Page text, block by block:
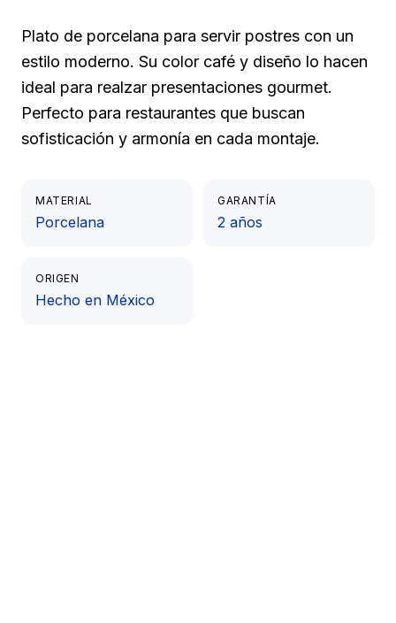
Plato de porcelana para servir postres con un
estilo moderno. Su color café y diseño lo hacen
ideal para realzar presentaciones gourmet.
Perfecto para restaurantes que buscan
sofisticación y armonía en cada montaje.
MATERIAL
Porcelana
GARANTÍA
2 años
ORIGEN
Hecho en México